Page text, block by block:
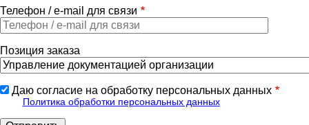
Телефон / e-mail для связи
Позиция заказа
Даю согласие на обработку персональных данных
Политика обработки персональных данных